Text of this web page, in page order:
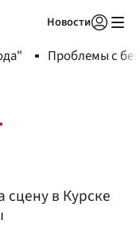
Новости
Проблемы с
сцену в Курске